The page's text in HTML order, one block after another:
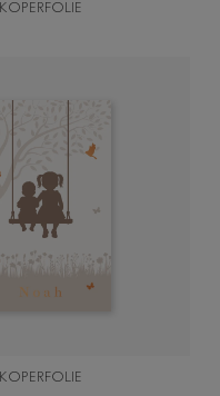
KOPERFOLIE
KOPERFOLIE